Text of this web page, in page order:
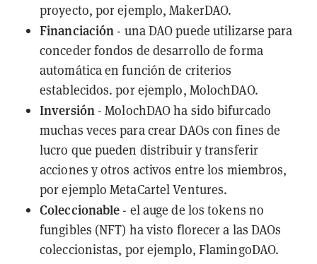
proyecto, por ejemplo, MakerDAO.
Financiación - una DAO puede utilizarse para
conceder fondos de desarrollo de forma
automática en función de criterios
establecidos. por ejemplo, MolochDAO.
Inversión- MolochDAO ha sido bifurcado
muchas veces para crear DAOs con fines de
lucro que pueden distribuir y transferir
acciones y otros activos entre los miembros,
por ejemplo MetaCartel Ventures.
Coleccionable - el auge de los tokens no
fungibles (NFT) ha visto florecer a las DAOs
coleccionistas, por ejemplo, FlamingoDAO.